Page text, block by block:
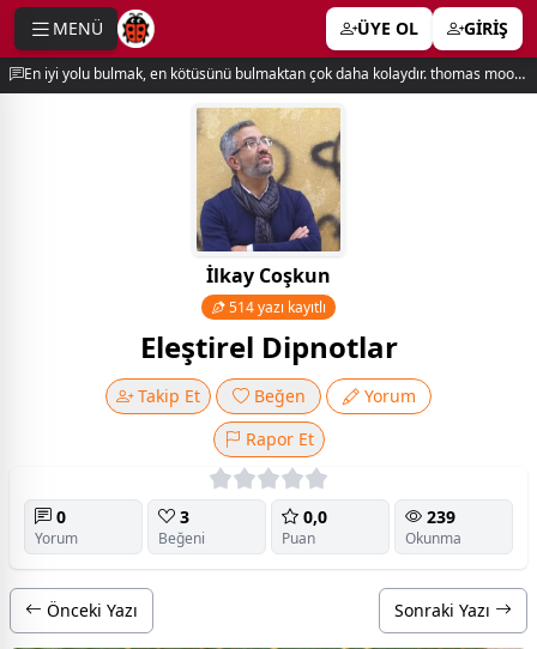
MENÜ ÜYE OL GİRİŞ
En iyi yolu bulmak, en kötüsünü bulmaktan çok daha kolaydır. thomas moore
İlkay Coşkun
514 yazı kayıtlı
Eleştirel Dipnotlar
Takip Et Beğen
Yorum
Rapor Et
0
Yorum
3
Beğeni
0,0
Puan
239
Okunma
Önceki Yazı Sonraki Yazı
menu